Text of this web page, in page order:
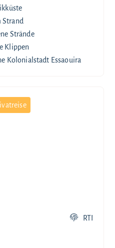
Strand
Strände
Klippen
Kolonialstadt Essaouira
RTI